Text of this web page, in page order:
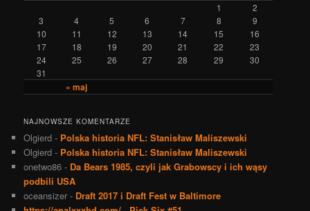
« maj
1
2
3
4 5 6 7 8
9
10
11 12 13 14 15
16
17
18 19 20 21 22
23
24
25 26 27 28 29
30
31
NAJNOWSZE KOMENTARZE
Olgierd - Polska historia NFL: Stanisław Maliszewski
Olgierd - Polska historia NFL: Stanisław Maliszewski
onetwo86 - Da Bears 1985, czyli jak Grabowscy i ich wąsy
podbili USA
oceansizer - Draft 2017 i Draft Fest w Baltimore